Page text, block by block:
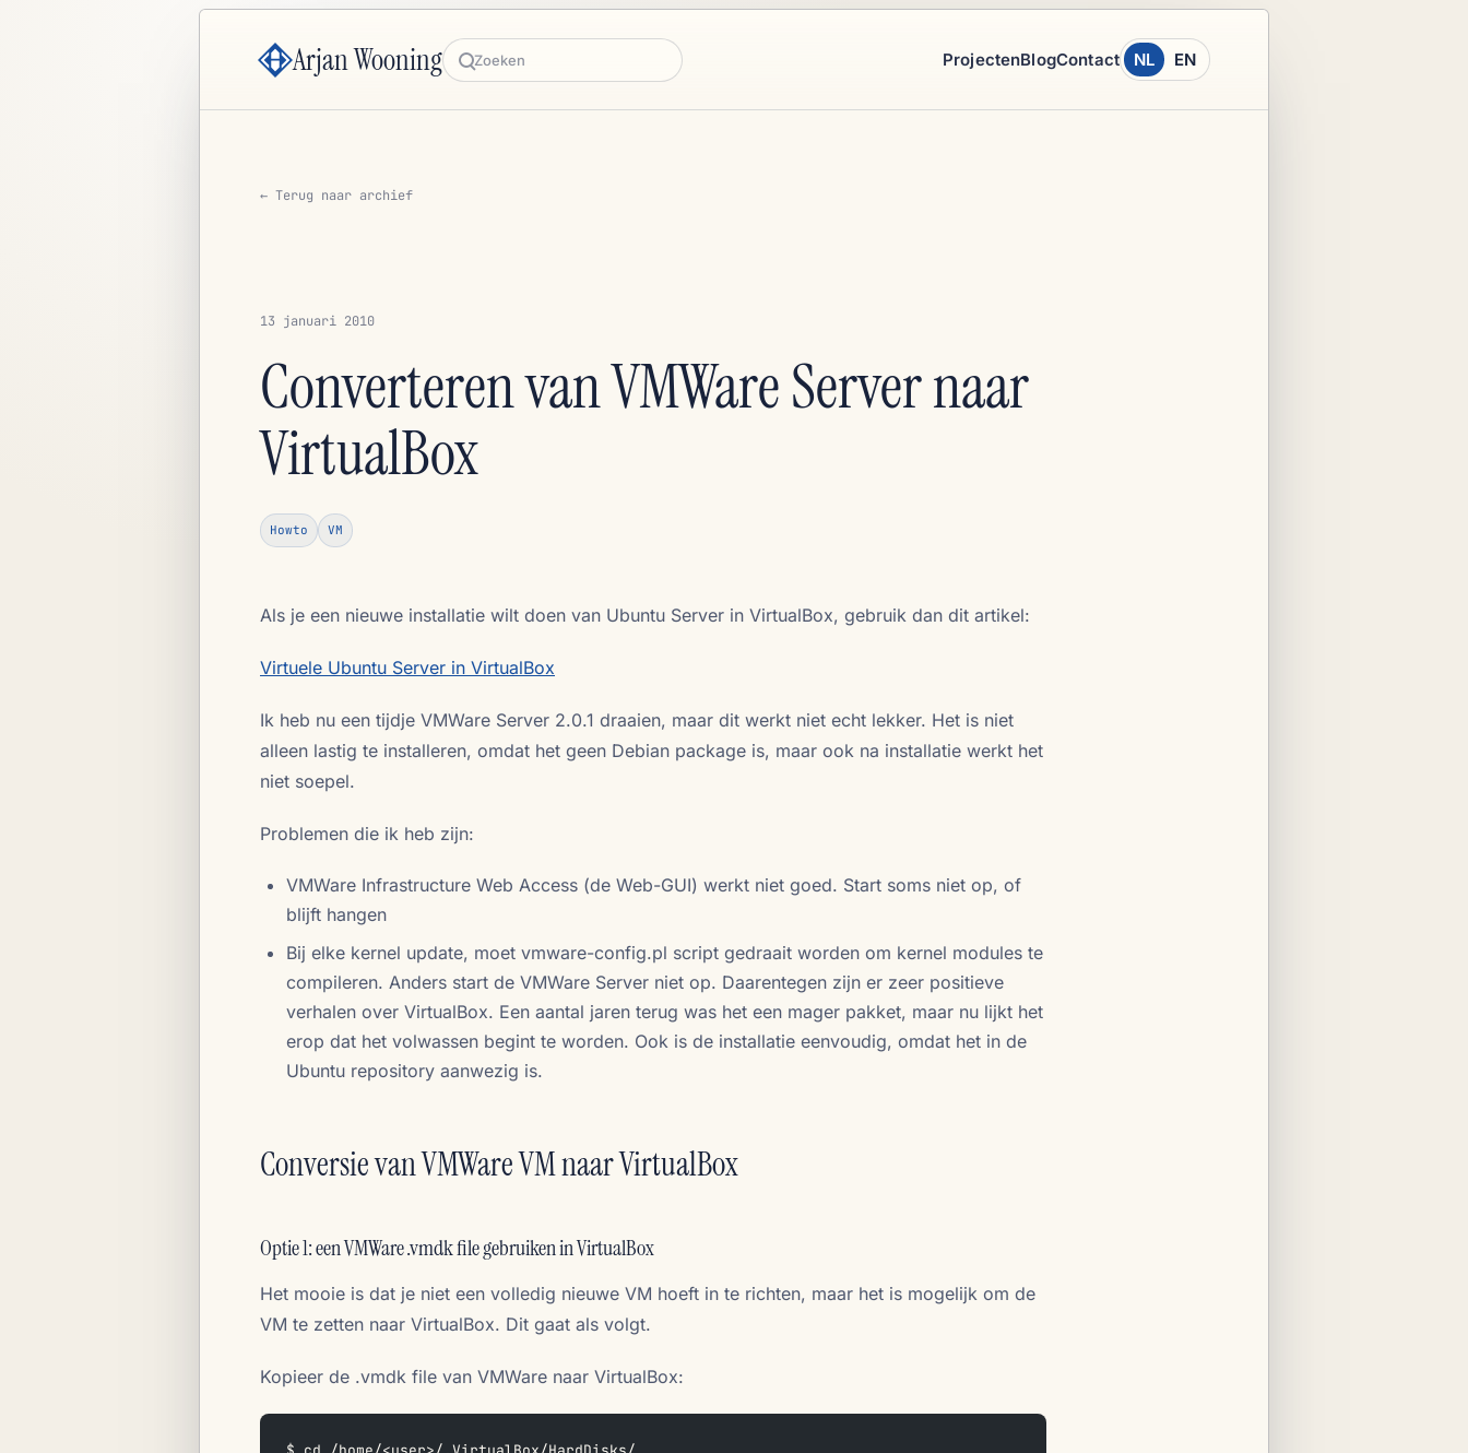
Arjan Wooning Zoeken
ProjectenBlogContact NL EN
← Terug naar archief
13 januari 2010
Converteren van VMWare Server naar
VirtualBox
Howto VM
Als je een nieuwe installatie wilt doen van Ubuntu Server in VirtualBox, gebruik dan dit artikel:
Virtuele Ubuntu Server in VirtualBox
Ik heb nu een tijdje VMWare Server 2.0.1 draaien, maar dit werkt niet echt lekker. Het is niet
alleen lastig te installeren, omdat het geen Debian package is, maar ook na installatie werkt het
niet soepel.
Problemen die ik heb zijn:
VMWare Infrastructure Web Access (de Web-GUI) werkt niet goed. Start soms niet op, of
blijft hangen
Bij elke kernel update, moet vmware-config.pl script gedraait worden om kernel modules te
compileren. Anders start de VMWare Server niet op. Daarentegen zijn er zeer positieve
verhalen over VirtualBox. Een aantal jaren terug was het een mager pakket, maar nu lijkt het
erop dat het volwassen begint te worden. Ook is de installatie eenvoudig, omdat het in de
Ubuntu repository aanwezig is.
Conversie van VMWare VM naar VirtualBox
Optie 1: een VMWare .vmdk file gebruiken in VirtualBox
Het mooie is dat je niet een volledig nieuwe VM hoeft in te richten, maar het is mogelijk om de
VM te zetten naar VirtualBox. Dit gaat als volgt.
Kopieer de .vmdk file van VMWare naar VirtualBox: